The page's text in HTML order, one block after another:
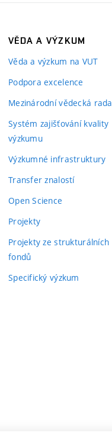
VĚDA A VÝZKUM
Věda a výzkum na VUT
Podpora excelence
Mezinárodní vědecká rada
Systém zajišťování kvality
výzkumu
Výzkumné infrastruktury
Transfer znalostí
Open Science
Projekty
Projekty ze strukturálních
fondů
Specifický výzkum